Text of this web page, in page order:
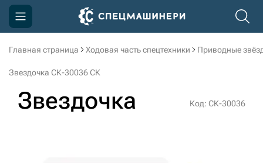
Главная страница Ходовая часть спецтехники Приводные
Звездочка СК-30036 СК
Звездочка Код: СК-30036
Компания
Доставка и оплата